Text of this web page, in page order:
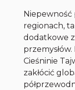
regionach,
dodatkowe
Cieśninie
zakłócić